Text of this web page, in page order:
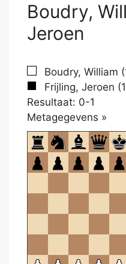
Boudry,
Jeroen
Boudry, William
Frijling, Jeroen
Resultaat: 0-1
Metagegevens »
om
te